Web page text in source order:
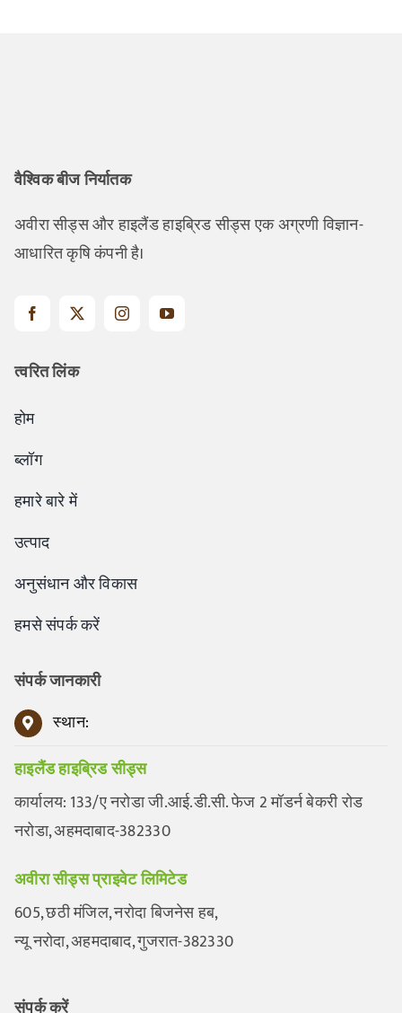
वैश्विक बीज निर्यातक
अवीरा सीड्स और हाइलैंड हाइब्रिड सीड्स एक अग्रणी विज्ञान-
आधारित कृषि कंपनी है।
त्वरित लिंक
होम
ब्लॉग
हमारे बारे में
उत्पाद
अनुसंधान और विकास
हमसे संपर्क करें
संपर्क जानकारी
स्थान:
हाइलैंड हाइब्रिड सीड्स
कार्यालय: 133/ए नरोडा जी.आई.डी.सी. फेज 2 मॉडर्न बेकरी रोड
नरोडा, अहमदाबाद-382330
अवीरा सीड्स प्राइवेट लिमिटेड
605, छठी मंजिल, नरोदा बिजनेस हब,
न्यू नरोदा, अहमदाबाद, गुजरात-382330